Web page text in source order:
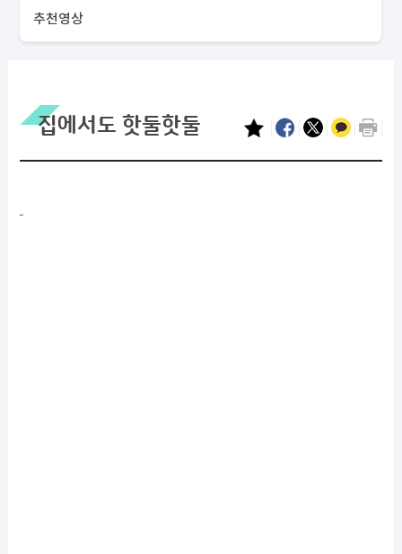
추천영상
집에서도 핫둘핫둘